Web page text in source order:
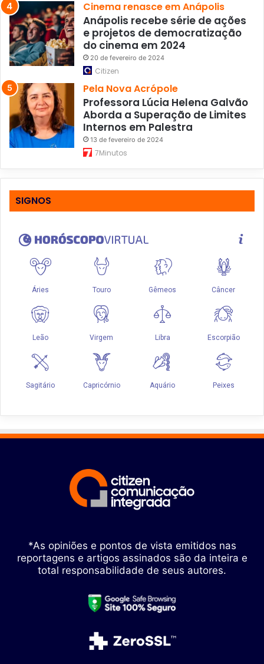
Cinema renasce em Anápolis
Anápolis recebe série de ações
e projetos de democratização
do cinema em 2024
20 de fevereiro de 2024
Citizen
Pela Nova Acrópole
Professora Lúcia Helena Galvão
Aborda a Superação de Limites
Internos em Palestra
13 de fevereiro de 2024
7Minutos
SIGNOS
*As opiniões e pontos de vista emitidos nas
reportagens e artigos assinados são da inteira e
total responsabilidade de seus autores.